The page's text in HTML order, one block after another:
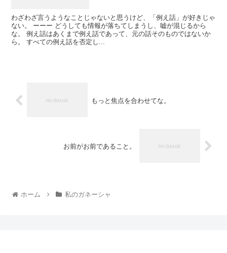
わざわざ言うようなことじゃないと思うけど、「例え話」が好きじゃ
ない。 ーーー どうしても情報が落ちてしまうし、嘘が混じるから
な。 例え話はあくまで例え話であって、元の話そのものではないか
ら。 すべての例え話を否定し...
もっと焦点を合わせてな。
お前がお前であること。
ホーム 私のガネーシャ